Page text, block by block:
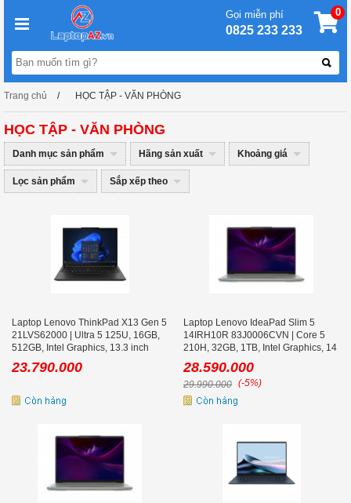
Gọi miễn phí
0825 233 233
0
Trang chủ HỌC TẬP - VĂN PHÒNG
HỌC TẬP - VĂN PHÒNG
Danh mục sản phẩm Hãng sản xuất Khoảng giá
Lọc sản phẩm Sắp xếp theo
Laptop Lenovo ThinkPad X13 Gen 5
21LVS62000 | Ultra 5 125U, 16GB,
512GB, Intel Graphics, 13.3 inch
WUXGA, Win 11 Pro
23.790.000
Laptop Lenovo IdeaPad Slim 5
14IRH10R 83J0006CVN | Core 5
210H, 32GB, 1TB, Intel Graphics, 14
Inch WUXGA OLED
28.590.000
29.990.000 (-5%)